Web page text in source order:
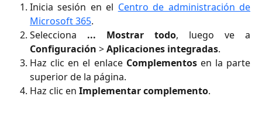
Inicia sesión en el Centro de administración de
Microsoft 365.
Selecciona ... Mostrar todo, luego ve a
Configuración >Aplicaciones integradas.
Haz clic en el enlace Complementosen la parte
superior de la página.
Haz clic en Implementar complemento.